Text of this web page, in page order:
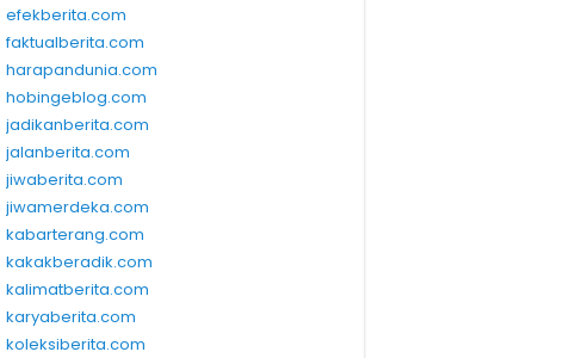
efekberita.com
faktualberita.com
harapandunia.com
hobingeblog.com
jadikanberita.com
jalanberita.com
jiwaberita.com
jiwamerdeka.com
kabarterang.com
kakakberadik.com
kalimatberita.com
karyaberita.com
koleksiberita.com